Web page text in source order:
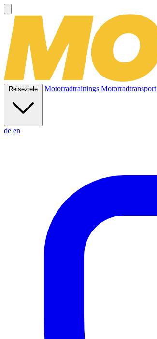
Reiseziele Motorradtrainings Motorradtransport
de en